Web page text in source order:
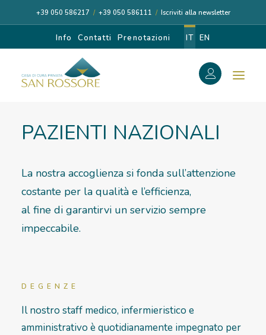
+39 050 586217 / +39 050 586111 / Iscriviti alla newsletter
Info Contatti Prenotazioni IT EN
Search
for:
CASA DI CURA
I NOSTRI MEDICI
RICOVERI
PAZIENTI NAZIONALI
La nostra accoglienza si fonda sull’attenzione
costante per la qualità e l’efficienza,
al fine di garantirvi un servizio sempre
impeccabile.
DEGENZE
Il nostro staff medico, infermieristico e
amministrativo è quotidianamente impegnato per